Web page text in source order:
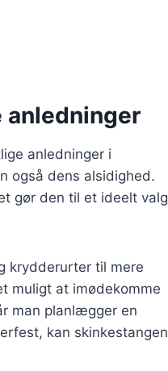
anledninger i
også dens alsidighed.
gør den til et ideelt valg
krydderurter til mere
muligt at imødekomme
man planlægger en
kan skinkestangen